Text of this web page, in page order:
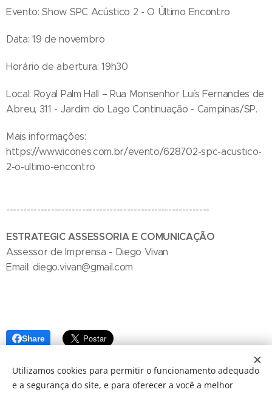
Evento: Show SPC Acústico 2 - O Último Encontro
Data: 19 de novembro
Horário de abertura: 19h30
Local: Royal Palm Hall – Rua Monsenhor Luís Fernandes de
Abreu, 311 - Jardim do Lago Continuação - Campinas/SP.
Mais informações:
https://www.icones.com.br/evento/628702-spc-acustico-
2-o-ultimo-encontro
-----------------------------------------------------------
ESTRATEGIC ASSESSORIA E COMUNICAÇÃO
Assessor de Imprensa - Diego Vivan
Email: diego.vivan@gmail.com
Share
Utilizamos cookies para permitir o funcionamento adequado
e a segurança do site, e para oferecer a você a melhor